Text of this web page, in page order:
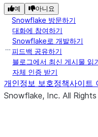
예 아니요
Snowflake 방문하기
대화에 참여하기
Snowflake로 개발하기
피드백 공유하기
블로그에서 최신 게시물 읽
자체 인증 받기
개인정보 보호정책사이트
Snowflake, Inc. All